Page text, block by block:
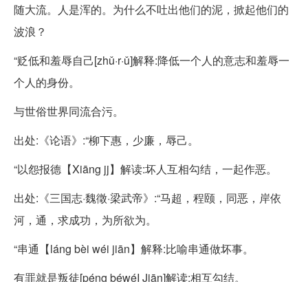
随大流。人是浑的。为什么不吐出他们的泥，掀起他们的
波浪？
“贬低和羞辱自己[zhǔ·r·ǔ]解释:降低一个人的意志和羞辱一
个人的身份。
与世俗世界同流合污。
出处:《论语》:“柳下惠，少廉，辱己。
“以怨报德【Xiāng jj】解读:坏人互相勾结，一起作恶。
出处:《三国志·魏徵·梁武帝》:“马超，程颐，同恶，岸依
河，通，求成功，为所欲为。
“串通【láng bèi wéi jiān】解释:比喻串通做坏事。
有罪就是叛徒[péng béwéI Jiān]解读:相互勾结。